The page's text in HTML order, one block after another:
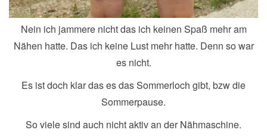
Nein ich jammere nicht das ich keinen Spaß mehr am
Nähen hatte. Das ich keine Lust mehr hatte. Denn so war
es nicht.
Es ist doch klar das es das Sommerloch gibt, bzw die
Sommerpause.
So viele sind auch nicht aktiv an der Nähmaschine.